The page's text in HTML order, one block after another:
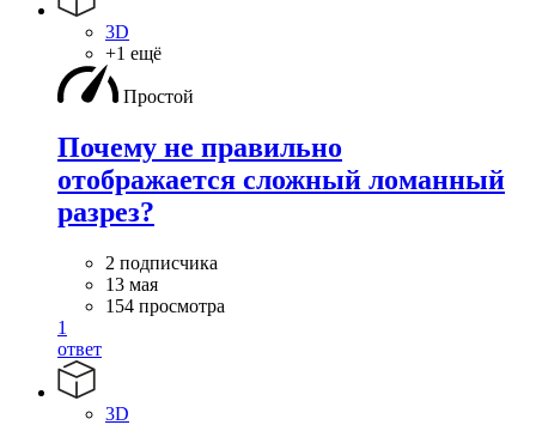
3D
+1 ещё
Простой
Почему не правильно
отображается сложный ломанный
разрез?
2 подписчика
13 мая
154 просмотра
1
ответ
3D